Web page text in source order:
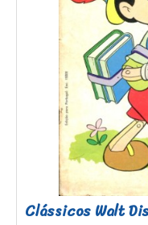
Clássicos Walt